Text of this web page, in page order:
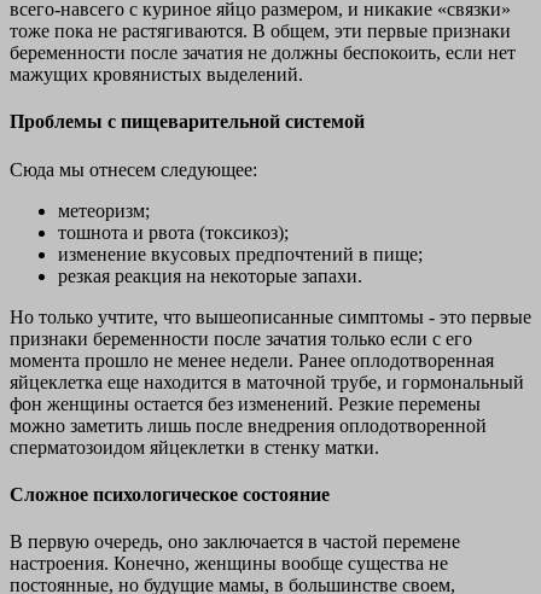
всего-навсего с куриное яйцо размером, и никакие «связки»
тоже пока не растягиваются. В общем, эти первые признаки
беременности после зачатия не должны беспокоить, если нет
мажущих кровянистых выделений.
Проблемы с пищеварительной системой
Сюда мы отнесем следующее:
метеоризм;
тошнота и рвота (токсикоз);
изменение вкусовых предпочтений в пище;
резкая реакция на некоторые запахи.
Но только учтите, что вышеописанные симптомы - это первые
признаки беременности после зачатия только если с его
момента прошло не менее недели. Ранее оплодотворенная
яйцеклетка еще находится в маточной трубе, и гормональный
фон женщины остается без изменений. Резкие перемены
можно заметить лишь после внедрения оплодотворенной
сперматозоидом яйцеклетки в стенку матки.
Сложное психологическое состояние
В первую очередь, оно заключается в частой перемене
настроения. Конечно, женщины вообще существа не
постоянные, но будущие мамы, в большинстве своем,